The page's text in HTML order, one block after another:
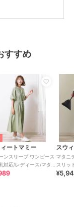
ママのキレイを応
ツなどの下着、ル
イテム、袴やセッ
タニティ服・授乳服
すすめ
ートマミー
ンスリーブ ワンピース
対応/レディース/マタ
）
スウ
マタニ
スリッ
【産後